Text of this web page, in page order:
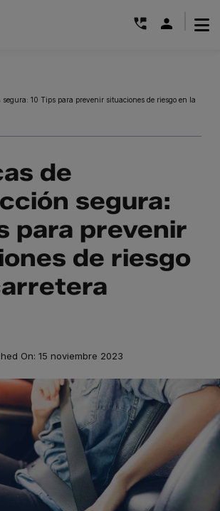
segura: 10 Tips para prevenir situaciones de riesgo en la
de
segura:
para prevenir
de riesgo
On: 15 noviembre 2023